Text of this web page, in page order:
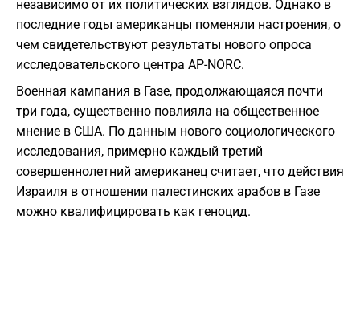
независимо от их политических взглядов. Однако в
последние годы американцы поменяли настроения, о
чем свидетельствуют результаты нового опроса
исследовательского центра AP-NORC.
Военная кампания в Газе, продолжающаяся почти
три года, существенно повлияла на общественное
мнение в США. По данным нового социологического
исследования, примерно каждый третий
совершеннолетний американец считает, что действия
Израиля в отношении палестинских арабов в Газе
можно квалифицировать как геноцид.